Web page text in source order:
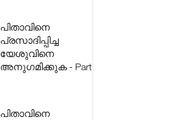
പിതാവിനെ
പ്രസാദിപ്പിച്ച
യേശുവിനെ
അനുഗമിക്കുക - Part
പിതാവിനെ